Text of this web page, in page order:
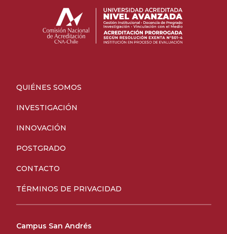
QUIÉNES SOMOS
INVESTIGACIÓN
INNOVACIÓN
POSTGRADO
CONTACTO
TÉRMINOS DE PRIVACIDAD
Campus San Andrés